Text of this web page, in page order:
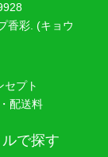
香彩. (キョウ
セプト
配送料
で探す